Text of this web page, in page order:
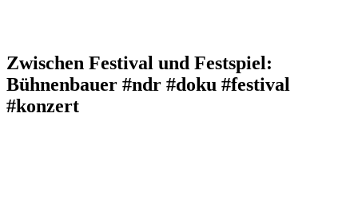
Zwischen Festival und Festspiel:
Bühnenbauer #ndr #doku #festival
#konzert